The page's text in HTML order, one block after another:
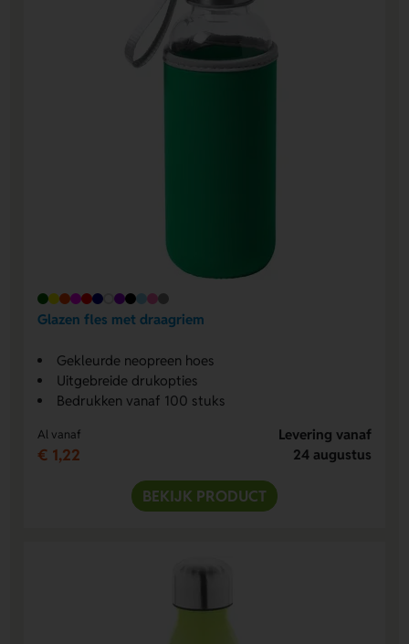
Glazen fles met draagriem
Gekleurde neopreen hoes
Uitgebreide drukopties
Bedrukken vanaf 100 stuks
Al vanaf
€ 1,22
Levering vanaf
24 augustus
BEKIJK PRODUCT